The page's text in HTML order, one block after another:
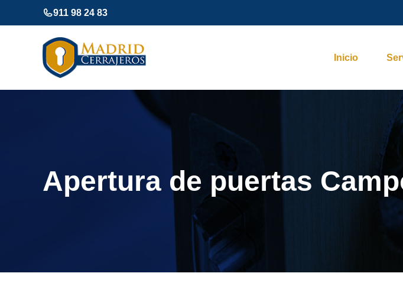
al
911 98 24 83
Inicio
Apertura de puertas